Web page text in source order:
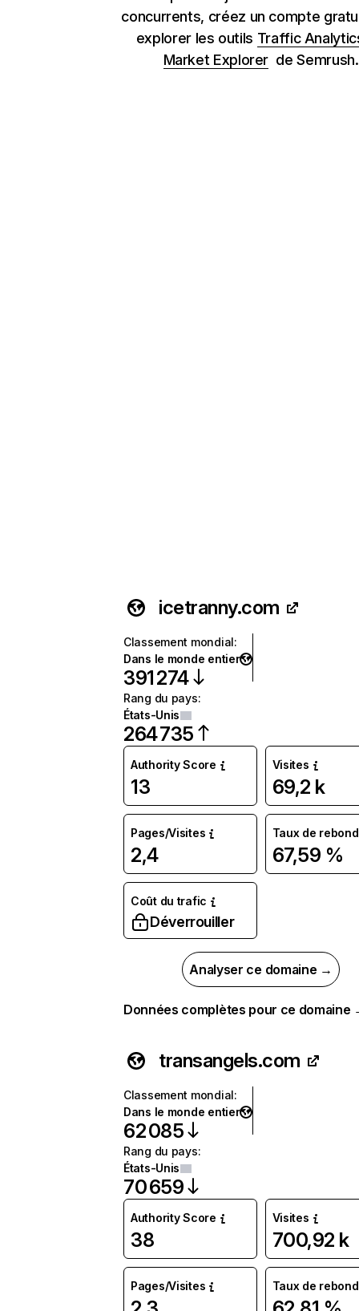
concurrents, créez un compte
explorer les outils Traffic
Market Explorer de Semrush.
icetranny.com
Classement mondial:
Dans le monde entier
391 274
Rang du pays:
États-Unis
264 735
Authority Score
13
Visites
69,2 k
Pages/Visites
2,4
Taux de rebond
67,59 %
Coût du trafic
Déverrouiller
Analyser ce domaine →
Données complètes pour ce domaine
transangels.com
Classement mondial:
Dans le monde entier
62 085
Rang du pays:
États-Unis
70 659
Authority Score
38
Visites
700,92 k
Pages/Visites Taux de rebond